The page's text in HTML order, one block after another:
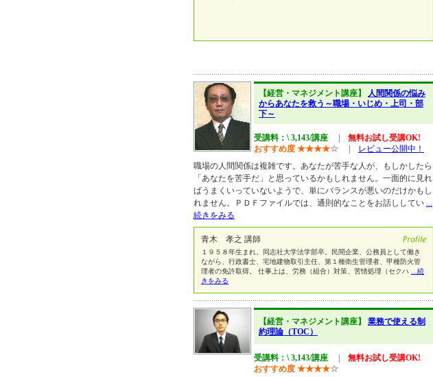
【経営・マネジメント講座】 人間関係の悩み
からあなたを救う～職場・いじめ・上司・部
下～
受講料：\ 3,143/講座
無料お試し受講OK!
おすすめ度 ★★★★☆
レビュー公開中！
職場の人間関係は複雑です。あなたが苦手な人が、もしかしたら
「あなたを苦手だ」と思っているかもしれません。一面的に見れ
ばうまくいっていないようで、単にバランスが悪いのだけかもし
れません。ＰＤＦファイルでは、通則的なことをお話ししてい ...
続きをみる
青木 孝之 講師
１９５８年生まれ。同志社大学法学部卒。民間企業、公務員として働き
ながら、行政書士、宅地建物取引主任、第１種衛生管理者、甲種防火管
理者の免許取得。 仕事上は、労務（組合）対策、苦情処理（セクハ
...続
きをみる
【経営・マネジメント講座】 業務で使える制
約理論（TOC）
受講料：\ 3,143/講座
無料お試し受講OK!
おすすめ度 ★★★★☆